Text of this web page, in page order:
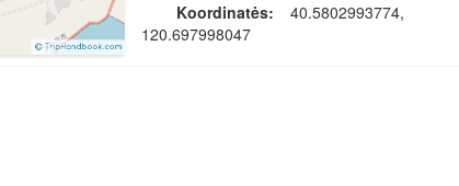
Koordinatės:
40.5802993774,
120.697998047